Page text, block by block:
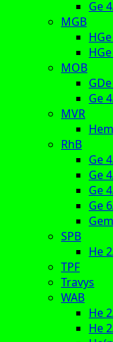
Ge
MGB
MOB
Ge
MVR
RhB
Ge
Ge
Ge
Ge
SPB
He
TPF
Travys
WAB
He
He